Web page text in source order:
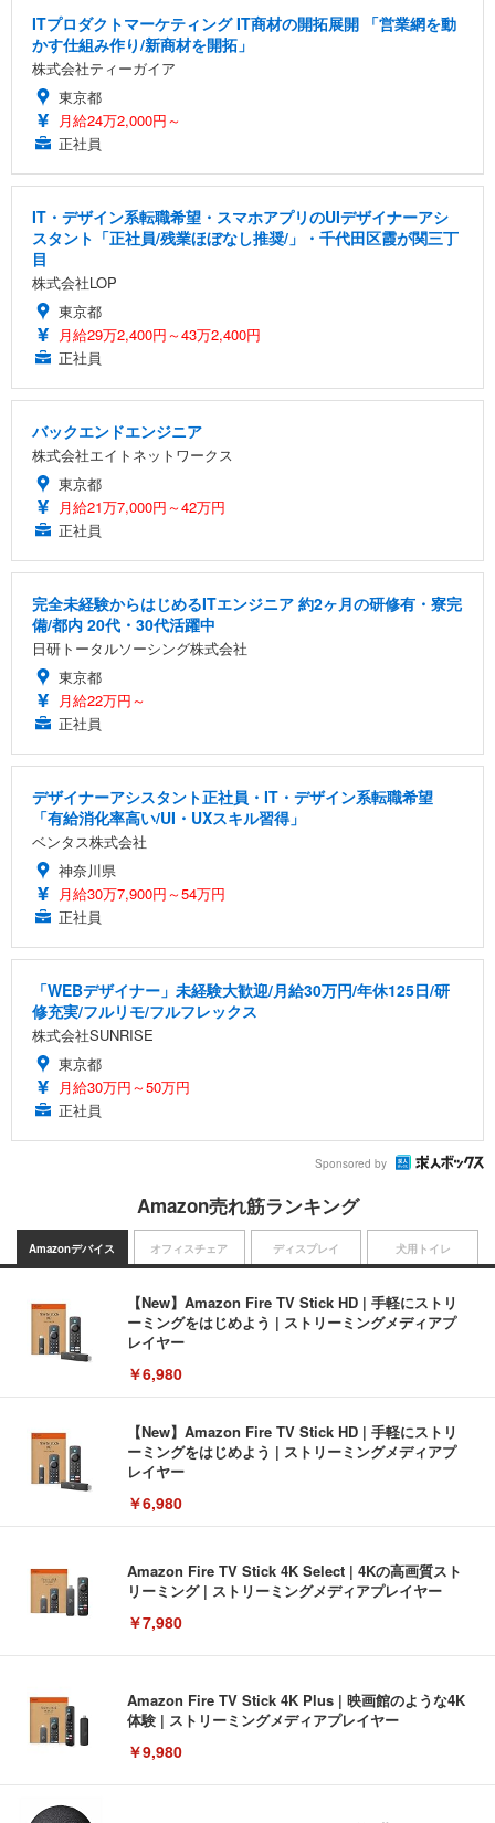
ITプロダクトマーケティング IT商材の開拓展開 「営業網を動
かす仕組み作り/新商材を開拓」
株式会社ティーガイア
東京都
月給24万2,000円～
正社員
IT・デザイン系転職希望・スマホアプリのUIデザイナーアシ
スタント「正社員/残業ほぼなし推奨/」・千代田区霞が関三丁
目
株式会社LOP
東京都
月給29万2,400円～43万2,400円
正社員
バックエンドエンジニア
株式会社エイトネットワークス
東京都
月給21万7,000円～42万円
正社員
完全未経験からはじめるITエンジニア 約2ヶ月の研修有・寮完
備/都内 20代・30代活躍中
日研トータルソーシング株式会社
東京都
月給22万円～
正社員
デザイナーアシスタント正社員・IT・デザイン系転職希望
「有給消化率高い/UI・UXスキル習得」
ベンタス株式会社
神奈川県
月給30万7,900円～54万円
正社員
「WEBデザイナー」未経験大歓迎/月給30万円/年休125日/研
修充実/フルリモ/フルフレックス
株式会社SUNRISE
東京都
月給30万円～50万円
正社員
Sponsored by
Amazon売れ筋ランキング
Amazonデバイス
【New】Amazon Fire TV Stick HD | 手軽にストリ
ーミングをはじめよう | ストリーミングメディアプ
レイヤー
￥6,980
【New】Amazon Fire TV Stick HD | 手軽にストリ
ーミングをはじめよう | ストリーミングメディアプ
レイヤー
￥6,980
Amazon Fire TV Stick 4K Select | 4Kの高画質スト
リーミング | ストリーミングメディアプレイヤー
￥7,980
Amazon Fire TV Stick 4K Plus | 映画館のような4K
体験 | ストリーミングメディアプレイヤー
￥9,980
オフィスチェア ディスプレイ 犬用トイレ